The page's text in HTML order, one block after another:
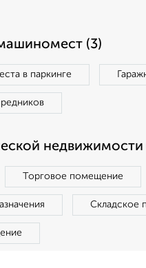
(3)
в паркинге
недвижимости
Торговое помещение
Складское